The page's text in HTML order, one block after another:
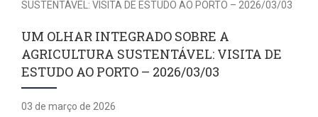
UM OLHAR INTEGRADO SOBRE A
AGRICULTURA SUSTENTÁVEL: VISITA DE
ESTUDO AO PORTO – 2026/03/03
03 de março de 2026